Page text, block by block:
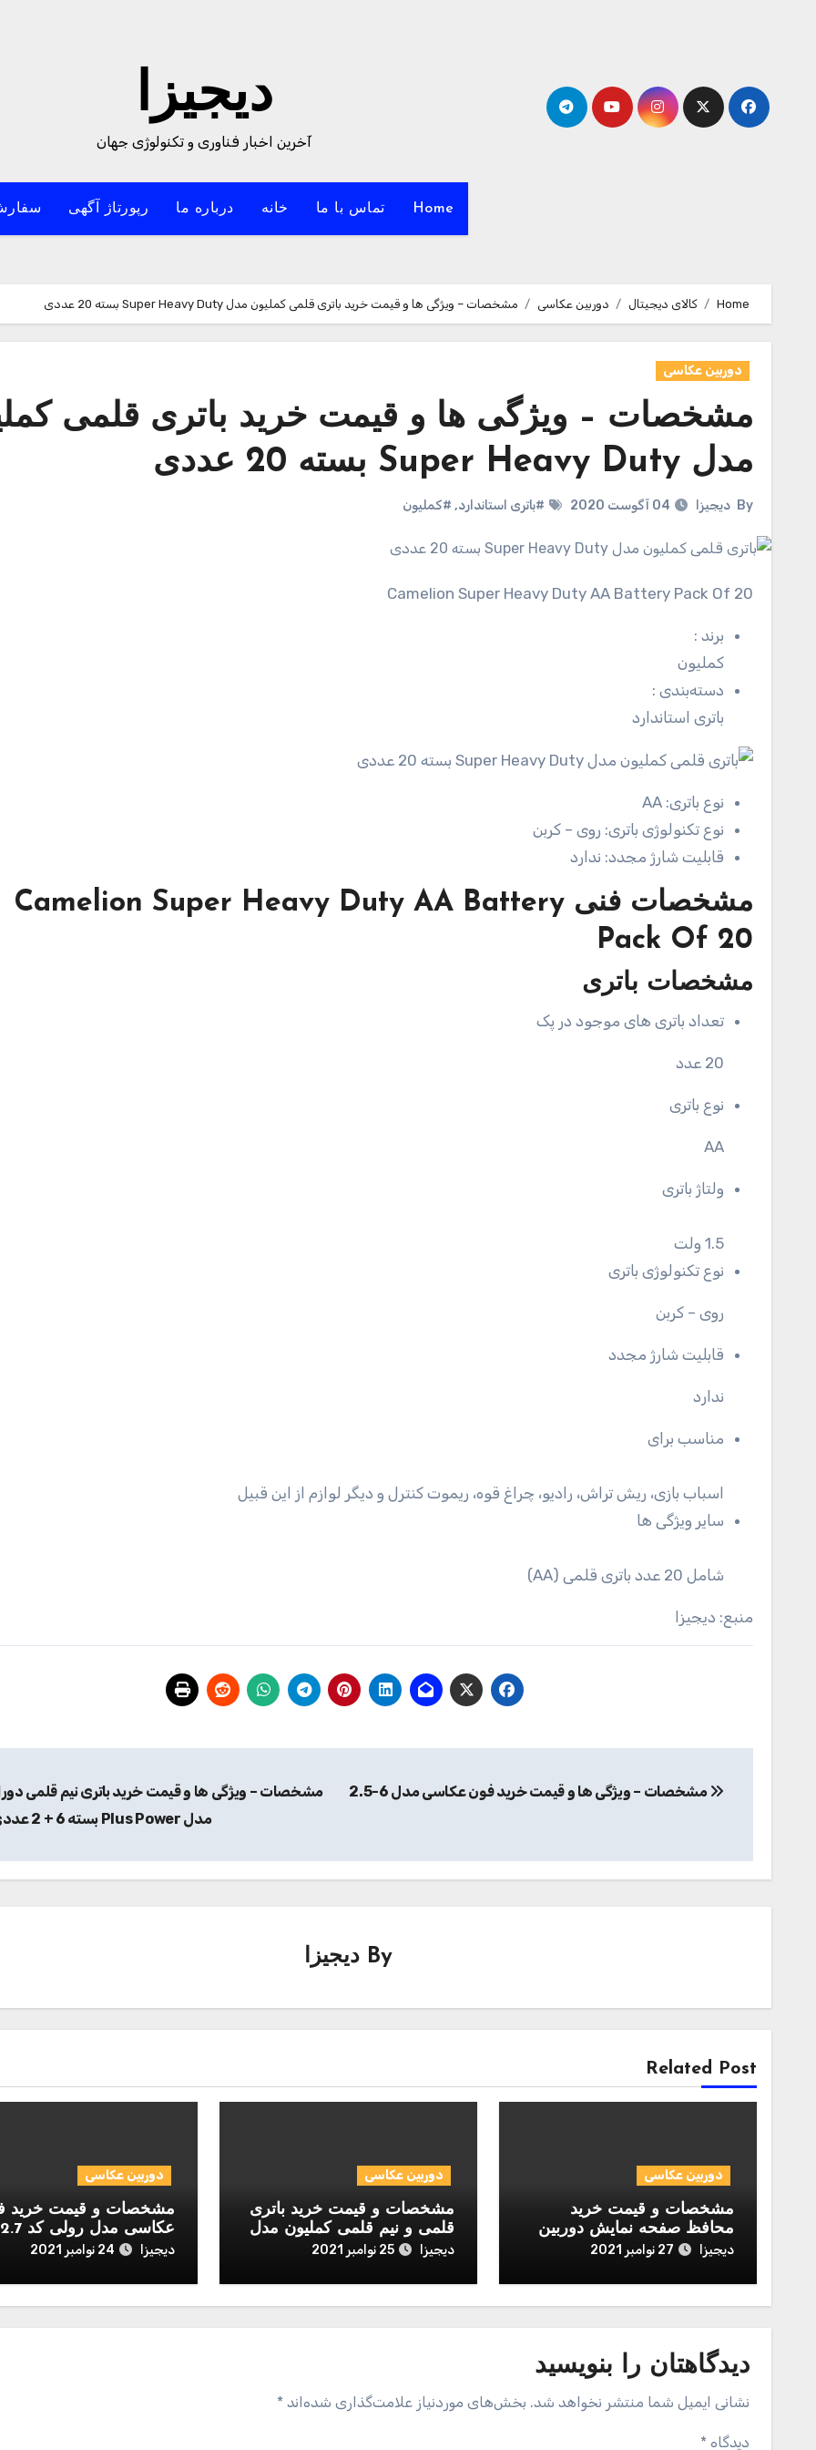
دیجیزا
آخرین اخبار فناوری و تکنولوژی جهان
Home تماس با ما خانه درباره ما رپورتاژ آگهی
Home کالای دیجیتال دوربین عکاسی مشخصات – ویژگی ها و قیمت خرید باتری قلمی کملیون مدل Super Heavy Duty بسته 20 عددی
دوربین عکاسی
مشخصات – ویژگی ها و قیمت خرید باتری قلمی
مدل Super Heavy Duty بسته 20 عددی
By دیجیزا 04 آگوست 2020 #باتری استاندارد, #کملیون
Camelion Super Heavy Duty AA Battery Pack Of 20
برند :
کملیون
دسته‌بندی :
باتری استاندارد
نوع باتری: AA
نوع تکنولوژی باتری: روی – کربن
قابلیت شارژ مجدد: ندارد
مشخصات فنی Camelion Super Heavy Duty AA Battery
Pack Of 20
مشخصات باتری
تعداد باتری های موجود در پک
20 عدد
نوع باتری
AA
ولتاژ باتری
1.5 ولت
نوع تکنولوژی باتری
روی – کربن
قابلیت شارژ مجدد
ندارد
مناسب برای
اسباب بازی، ریش تراش، رادیو، چراغ قوه، ریموت کنترل و دیگر لوازم از این قبیل
سایر ویژگی ها
شامل 20 عدد باتری قلمی (AA)
منبع: دیجیزا
نوشتهمشخصات – ویژگی ها و قیمت خرید فون عکاسی مدل 6-2.5
مشخصات – ویژگی ها و قیمت خرید باتری نیم قلمی
مدل Plus Power بسته 6 + 2 عددی
By دیجیزا
Related Post
دوربین عکاسی
مشخصات و قیمت خرید
محافظ صفحه نمایش دوربین
مدل Normal مناسب برای
دیجیزا 27 نوامبر 2021
دوربین عکاسی
مشخصات و قیمت خرید باتری
قلمی و نیم قلمی کملیون مدل
Digi Alkaline بسته 12 عددی
دیجیزا 25 نوامبر 2021
دوربین عکاسی
مشخصات و قیمت خرید
عکاسی مدل رولی کد 2.7-1.7
دیجیزا 24 نوامبر 2021
دیدگاهتان را بنویسید
نشانی ایمیل شما منتشر نخواهد شد. بخش‌های موردنیاز علامت‌گذاری شده‌اند *
دیدگاه *